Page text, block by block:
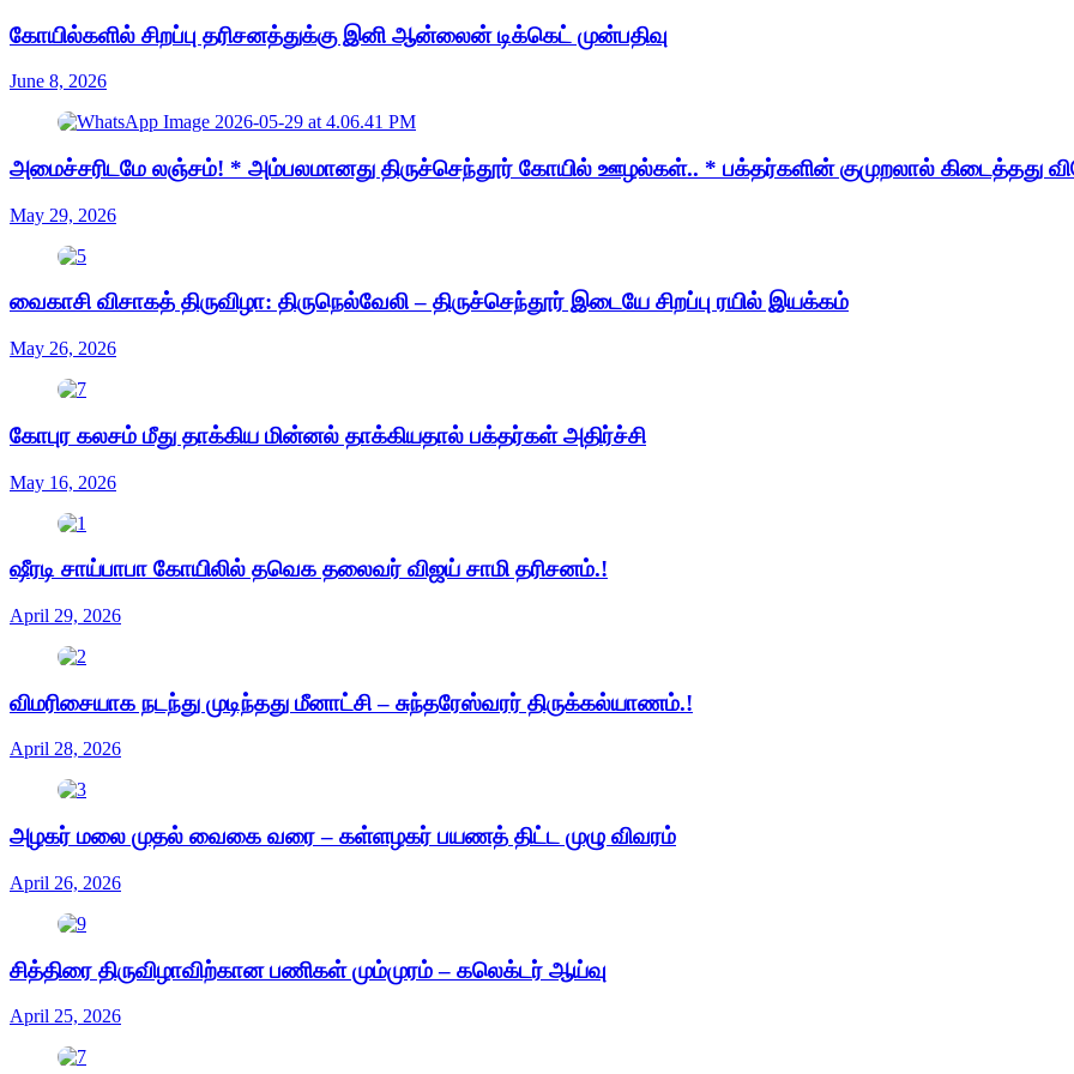
கோயில்களில் சிறப்பு தரிசனத்துக்கு இனி ஆன்லைன் டிக்கெட் முன்பதிவு
June 8, 2026
அமைச்சரிடமே லஞ்சம்! * அம்பலமானது திருச்செந்தூர் கோயில் ஊழல்கள்.. * பக்தர்களின் குமுறலால் கிடைத்தது
May 29, 2026
வைகாசி விசாகத் திருவிழா: திருநெல்வேலி – திருச்செந்தூர் இடையே சிறப்பு ரயில் இயக்கம்
May 26, 2026
கோபுர கலசம் மீது தாக்கிய மின்னல் தாக்கியதால் பக்தர்கள் அதிர்ச்சி
May 16, 2026
ஷீரடி சாய்பாபா கோயிலில் தவெக தலைவர் விஜய் சாமி தரிசனம்.!
April 29, 2026
விமரிசையாக நடந்து முடிந்தது மீனாட்சி – சுந்தரேஸ்வரர் திருக்கல்யாணம்.!
April 28, 2026
அழகர் மலை முதல் வைகை வரை – கள்ளழகர் பயணத் திட்ட முழு விவரம்
April 26, 2026
சித்திரை திருவிழாவிற்கான பணிகள் மும்முரம் – கலெக்டர் ஆய்வு
April 25, 2026